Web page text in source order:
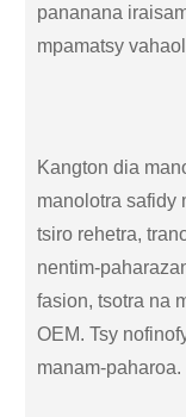
pananana
mpamatsy
Kangton dia
manolotra safidy
tsiro rehetra,
nentim-
fasion, tsotra na
OEM. Tsy
manam-paharoa.